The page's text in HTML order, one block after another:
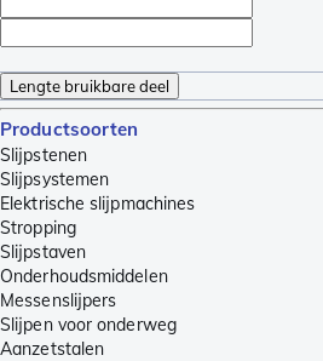
Lengte bruikbare deel
Productsoorten
Slijpstenen
Slijpsystemen
Elektrische slijpmachines
Stropping
Slijpstaven
Onderhoudsmiddelen
Messenslijpers
Slijpen voor onderweg
Aanzetstalen